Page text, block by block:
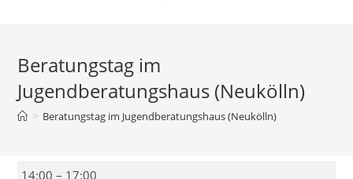
Beratungstag im
Jugendberatungshaus (Neukölln)
> Beratungstag im Jugendberatungshaus (Neukölln)
Beratungstag
14:00 – 17:00